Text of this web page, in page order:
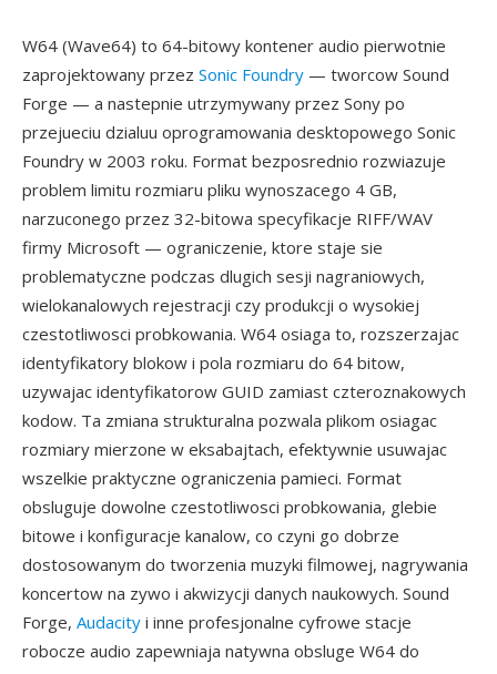
W64 (Wave64) to 64-bitowy kontener audio pierwotnie
zaprojektowany przez Sonic Foundry — tworcow Sound
Forge — a nastepnie utrzymywany przez Sony po
przejueciu dzialuu oprogramowania desktopowego Sonic
Foundry w 2003 roku. Format bezposrednio rozwiazuje
problem limitu rozmiaru pliku wynoszacego 4 GB,
narzuconego przez 32-bitowa specyfikacje RIFF/WAV
firmy Microsoft — ograniczenie, ktore staje sie
problematyczne podczas dlugich sesji nagraniowych,
wielokanalowych rejestracji czy produkcji o wysokiej
czestotliwosci probkowania. W64 osiaga to, rozszerzajac
identyfikatory blokow i pola rozmiaru do 64 bitow,
uzywajac identyfikatorow GUID zamiast czteroznakowych
kodow. Ta zmiana strukturalna pozwala plikom osiagac
rozmiary mierzone w eksabajtach, efektywnie usuwajac
wszelkie praktyczne ograniczenia pamieci. Format
obsluguje dowolne czestotliwosci probkowania, glebie
bitowe i konfiguracje kanalow, co czyni go dobrze
dostosowanym do tworzenia muzyki filmowej, nagrywania
koncertow na zywo i akwizycji danych naukowych. Sound
Forge, Audacity i inne profesjonalne cyfrowe stacje
robocze audio zapewniaja natywna obsluge W64 do